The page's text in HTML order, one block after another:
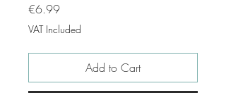
€6.99Price
VAT Included
Add to Cart